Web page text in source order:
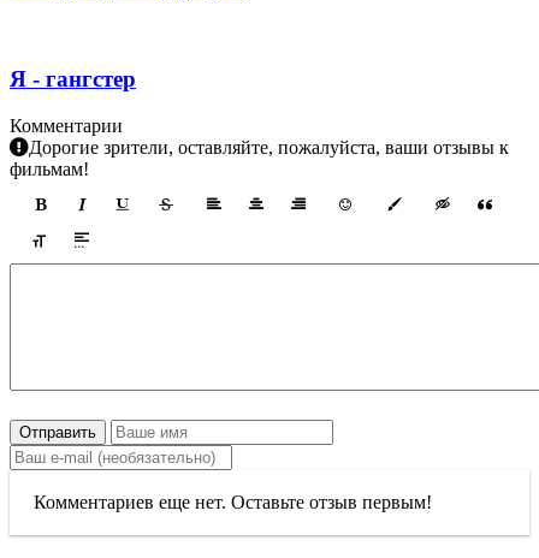
Я - гангстер
Комментарии
Дорогие зрители, оставляйте, пожалуйста, ваши отзывы к
фильмам!
Отправить
Комментариев еще нет. Оставьте отзыв первым!